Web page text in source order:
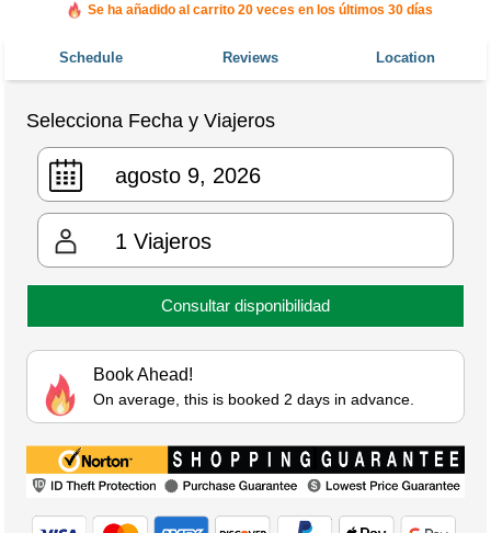
Se ha añadido al carrito 20 veces en los últimos 30 días
Schedule Reviews Location
Selecciona Fecha y Viajeros
1 Viajeros
Consultar disponibilidad
Book Ahead!
On average, this is booked 2 days in advance.